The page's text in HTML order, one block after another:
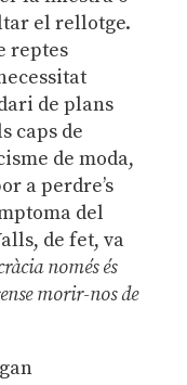
el rellotge.
reptes
de plans
caps de
de moda,
a perdre’s
del
de fet, va
només és
morir-nos de